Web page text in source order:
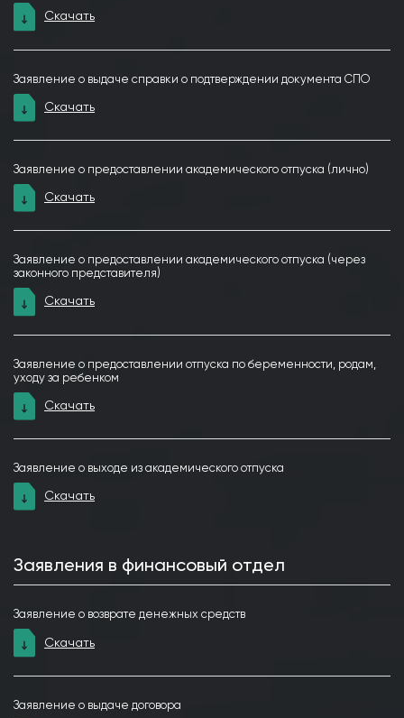
Скачать
Заявление о выдаче справки о подтверждении документа СПО
Скачать
Заявление о предоставлении академического отпуска (лично)
Скачать
Заявление о предоставлении академического отпуска (через
законного представителя)
Скачать
Заявление о предоставлении отпуска по беременности, родам,
уходу за ребенком
Скачать
Заявление о выходе из академического отпуска
Скачать
Заявления в финансовый отдел
Заявление о возврате денежных средств
Скачать
Заявление о выдаче договора